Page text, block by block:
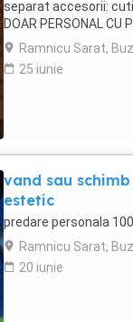
separat accesorii:
DOAR PERSONAL CU
Ramnicu Sarat,
25 iunie
vand sau
estetic
predare personala
Ramnicu Sarat,
20 iunie